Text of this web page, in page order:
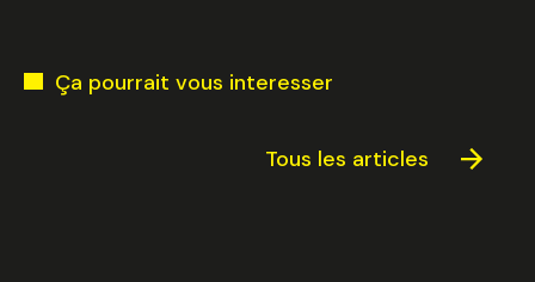
Ça pourrait vous interesser
Tous les articles